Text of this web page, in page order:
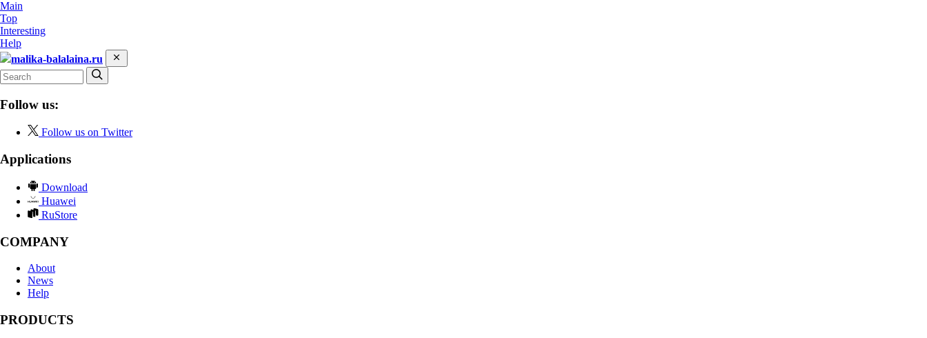
Main
Top
Interesting
Help
malika-balalaina.ru
Follow us:
Follow us on Twitter
Applications
Download
Huawei
RuStore
COMPANY
About
News
Help
PRODUCTS